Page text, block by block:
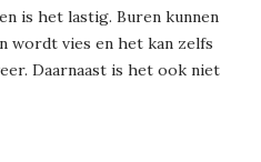
is het lastig. Buren kunnen
wordt vies en het kan zelfs
Daarnaast is het ook niet